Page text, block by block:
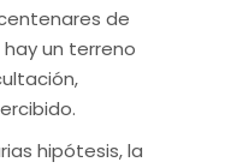
de
un terreno
hipótesis, la